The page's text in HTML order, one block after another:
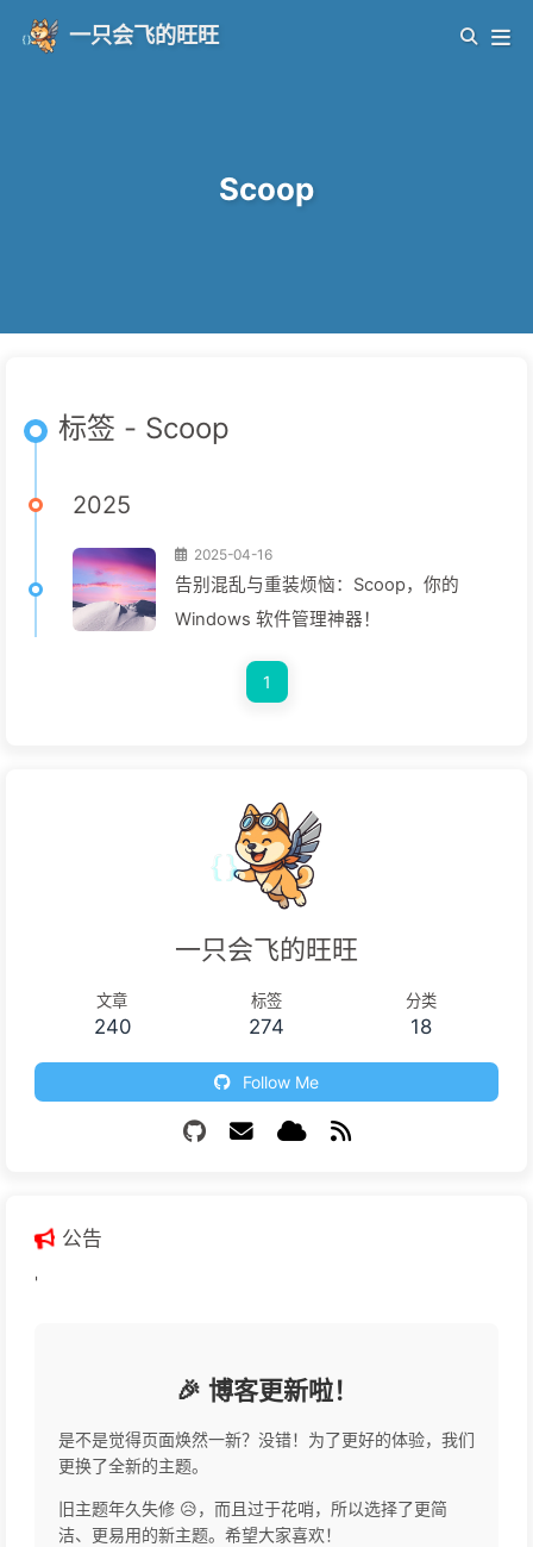
一只会飞的旺旺
Scoop
标签 - Scoop
2025
2025-04-16
告别混乱与重装烦恼：Scoop，你的
Windows 软件管理神器！
1
一只会飞的旺旺
文章
240
标签
274
分类
18
Follow Me
公告
'
🎉 博客更新啦！
是不是觉得页面焕然一新？没错！为了更好的体验，我们
更换了全新的主题。
旧主题年久失修 😥，而且过于花哨，所以选择了更简
洁、更易用的新主题。希望大家喜欢！